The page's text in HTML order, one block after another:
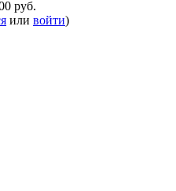
руб.
или войти)